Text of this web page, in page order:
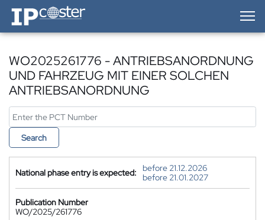
IP-Coster — Home
WO2025261776 - ANTRIEBSANORDNUNG
UND FAHRZEUG MIT EINER SOLCHEN
ANTRIEBSANORDNUNG
Search
National phase entry is expected:
before 21.12.2026
before 21.01.2027
Publication Number
WO/2025/261776